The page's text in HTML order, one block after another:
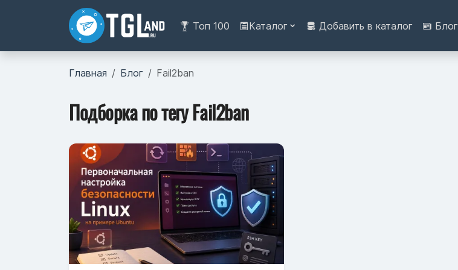
Топ 100 Каталог Добавить в каталог Блог
Главная Блог Fail2ban
Подборка по тегу Fail2ban